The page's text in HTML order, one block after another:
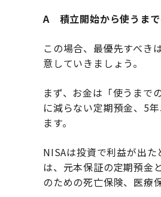
A 積立開始から使うまで
この場合、最優先すべき
意していきましょう。
まず、お金は「使うまで
に減らない定期預金、5
ます。
NISAは投資で利益が出
は、元本保証の定期預金
のための死亡保険、医療